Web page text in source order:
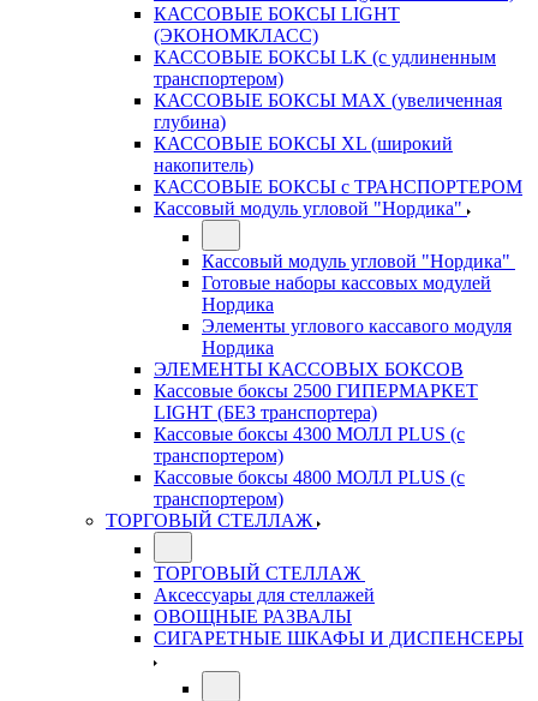
КАССОВЫЕ БОКСЫ LIGHT
(ЭКОНОМКЛАСС)
КАССОВЫЕ БОКСЫ LK (с удлиненным
транспортером)
КАССОВЫЕ БОКСЫ MAX (увеличенная
глубина)
КАССОВЫЕ БОКСЫ XL (широкий
накопитель)
КАССОВЫЕ БОКСЫ с ТРАНСПОРТЕРОМ
Кассовый модуль угловой "Нордика"
Кассовый модуль угловой "Нордика"
Готовые наборы кассовых модулей
Нордика
Элементы углового кассавого модуля
Нордика
ЭЛЕМЕНТЫ КАССОВЫХ БОКСОВ
Кассовые боксы 2500 ГИПЕРМАРКЕТ
LIGHT (БЕЗ транспортера)
Кассовые боксы 4300 МОЛЛ PLUS (с
транспортером)
Кассовые боксы 4800 МОЛЛ PLUS (с
транспортером)
ТОРГОВЫЙ СТЕЛЛАЖ
ТОРГОВЫЙ СТЕЛЛАЖ
Аксессуары для стеллажей
ОВОЩНЫЕ РАЗВАЛЫ
СИГАРЕТНЫЕ ШКАФЫ И ДИСПЕНСЕРЫ